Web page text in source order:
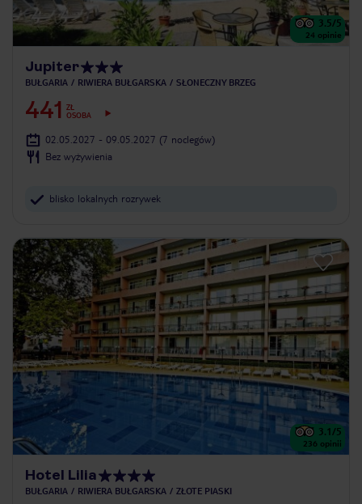
3.5/5
24 opinie
Jupiter
BUŁGARIA RIWIERA BUŁGARSKA SŁONECZNY BRZEG
441
ZŁ
OSOBA
02.05.2027 - 09.05.2027 (7 noclegów)
Bez wyżywienia
blisko lokalnych rozrywek
3.1/5
236 opinii
Hotel Lilia
BUŁGARIA RIWIERA BUŁGARSKA ZŁOTE PIASKI